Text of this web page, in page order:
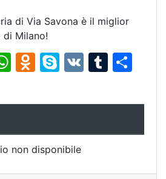
di Via Savona è il miglior
Milano!
W
at
A
p
O
n
kl
a
S
y
e
V
T
m
r
n
vi
non disponibile